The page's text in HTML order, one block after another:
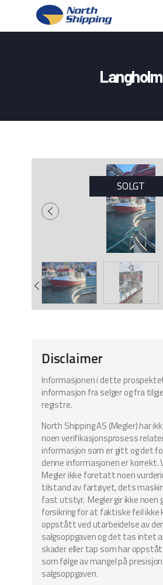
Langholm
KONTAKT OSS
SOLGT
Disclaimer
Informasjonen i dette
informasjon fra selger og fra
registre.
North Shipping AS (Megler) har
noen verifikasjonsprosess
informasjon som er gitt og det
denne informasjonen er korrekt.
Megler ikke foretatt noen
tilstand av fartøyet, dets
fast utstyr. Megler gir ikke noen
forsikring for at faktiske feil ikke
oppstått ved utarbeidelse av
salgsoppgaven og det tas intet
skader eller tap som har
som følge av mangel på
salgsoppgaven.